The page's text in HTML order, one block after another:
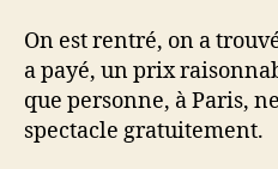
On est rentré, on a
a payé, un prix
que personne, à Paris,
spectacle gratuitement.